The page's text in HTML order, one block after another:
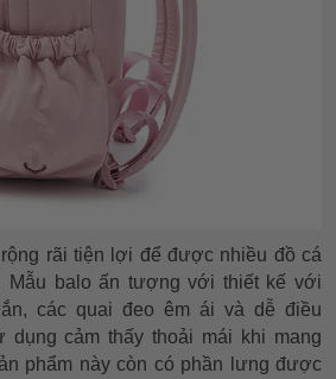
rãi tiện lợi để được nhiều đồ cá
Mẫu balo ấn tượng với thiết kế với
các quai đeo êm ái và dễ điều
cảm thấy thoải mái khi mang
phẩm này còn có phần lưng được